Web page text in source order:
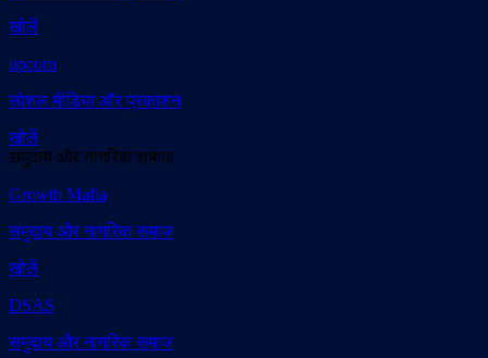
खोलें
upcorn
सोशल मीडिया और प्रकाशन
खोलें
समुदाय और नागरिक समाज
Growth Mafia
समुदाय और नागरिक समाज
खोलें
DSAS
समुदाय और नागरिक समाज